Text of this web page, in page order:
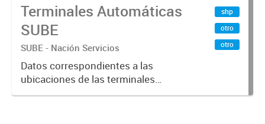
Terminales Automáticas
SUBE
SUBE - Nación Servicios
Datos correspondientes a las
ubicaciones de las terminales
automáticas de auto servicio (TAS)
shp
otro
otro